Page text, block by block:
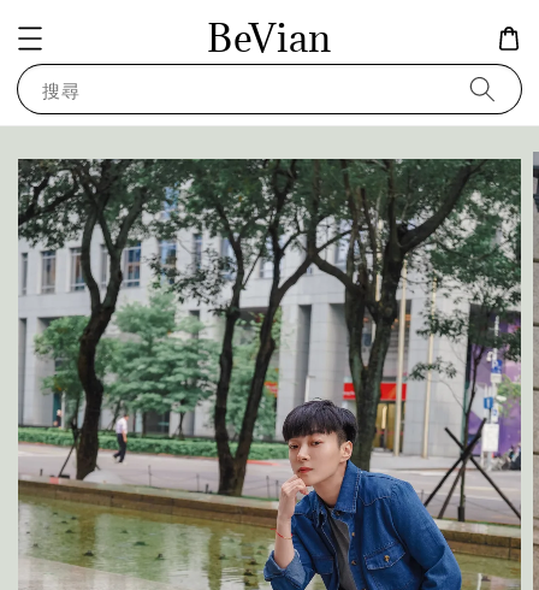
BeVian
搜尋